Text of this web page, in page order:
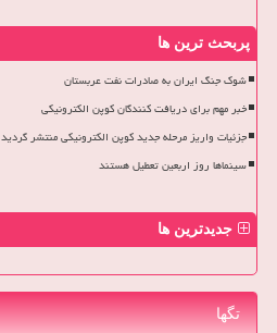
پربحث ترین ها
شوک جنگ ایران به صادرات نفت عربستان
خبر مهم برای دریافت کنندگان کوپن الکترونیکی
جزئیات واریز مرحله جدید کوپن الکترونیکی منتشر گردید
سینماها روز اربعین تعطیل هستند
جدیدترین ها
تگها